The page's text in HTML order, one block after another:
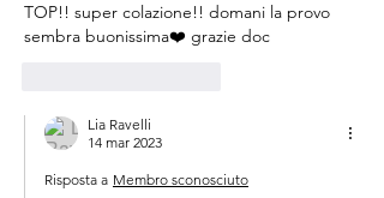
TOP!! super colazione!! domani la provo
sembra buonissima❤️ grazie doc
Lia Ravelli
14 mar 2023
Risposta a Membro sconosciuto